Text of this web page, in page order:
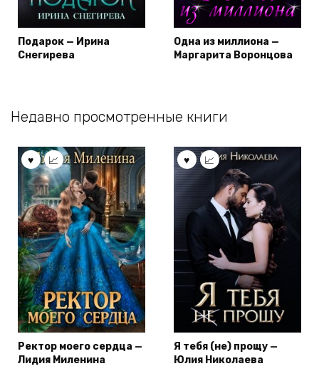
Подарок — Ирина
Снегирева
Одна из миллиона —
Маргарита Воронцова
Недавно просмотренные книги
Ректор моего сердца —
Лидия Миленина
Я тебя (не) прощу —
Юлия Николаева